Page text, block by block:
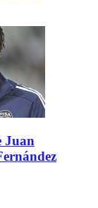
Juan